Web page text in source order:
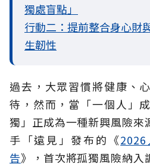
獨處盲點」
行動二：提前整合身心財
生韌性
過去，大眾習慣將健康、
待，然而，當「一個人」
獨」正成為一種新興風險來
手「遠見」發布的《
告》，首次將孤獨風險納入